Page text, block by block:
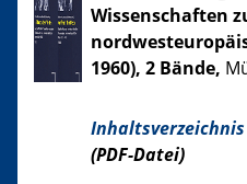
Wissenschaften
1960), 2 Bände,
Inhaltsverzeichnis
(PDF-Datei)